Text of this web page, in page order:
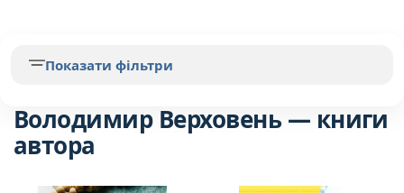
Володимир Верховень — книги
автора
Показати фільтри